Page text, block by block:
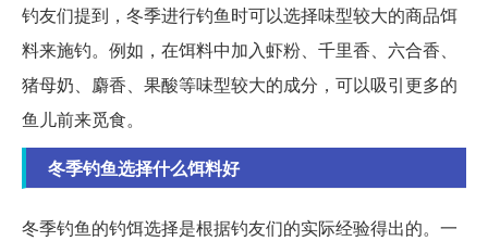
钓友们提到，冬季进行钓鱼时可以选择味型较大的商品饵
料来施钓。例如，在饵料中加入虾粉、千里香、六合香、
猪母奶、麝香、果酸等味型较大的成分，可以吸引更多的
鱼儿前来觅食。
冬季钓鱼选择什么饵料好
冬季钓鱼的钓饵选择是根据钓友们的实际经验得出的。一